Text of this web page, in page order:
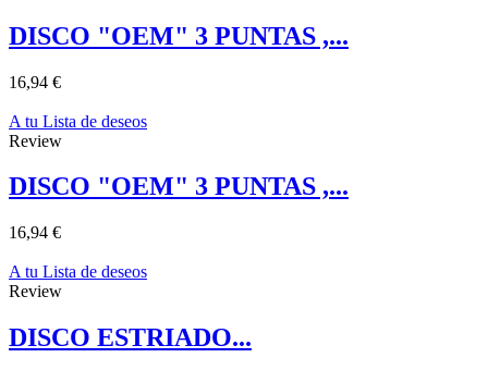
DISCO "OEM" 3 PUNTAS ,...
16,94 €
A tu Lista de deseos
Review
DISCO "OEM" 3 PUNTAS ,...
16,94 €
A tu Lista de deseos
Review
DISCO ESTRIADO...